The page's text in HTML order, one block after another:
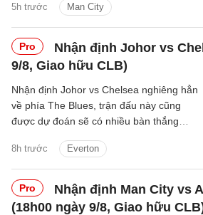
5h trước Man City
trên băng ghế chỉ đạo.
Pro
Nhận định Johor vs
9/8, Giao hữu CLB)
8h trước Everton
Nhận định Johor vs Chelsea nghiêng hẳn
về phía The Blues, trận đấu này cũng
được dự đoán sẽ có nhiều bàn thắng
Pro
Nhận định Man City vs
(18h00 ngày 9/8, Giao hữu